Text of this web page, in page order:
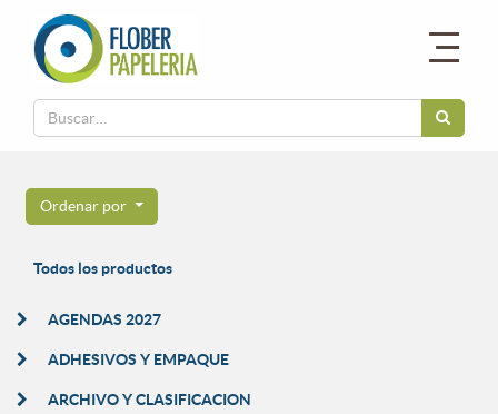
Ordenar por
Todos los productos
AGENDAS 2027
ADHESIVOS Y EMPAQUE
ARCHIVO Y CLASIFICACION